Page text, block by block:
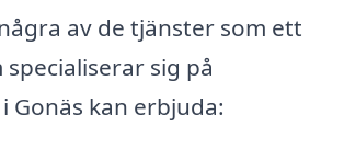
av de tjänster som ett
sig på
Gonäs kan erbjuda: